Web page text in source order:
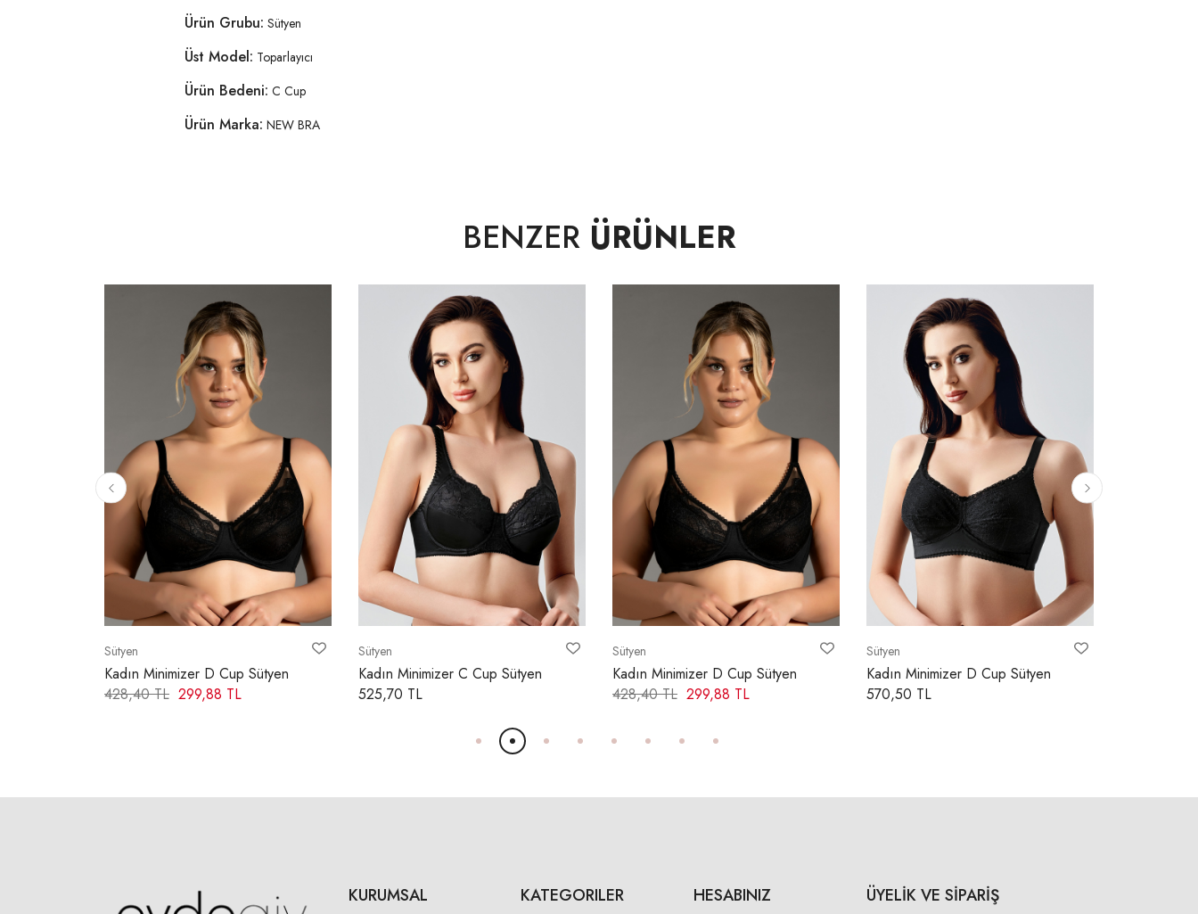
Ürün Grubu: Sütyen
Üst Model: Toparlayıcı
Ürün Bedeni: C Cup
Ürün Marka: NEW BRA
BENZER ÜRÜNLER
Sütyen
Kadın Minimizer C Cup Sütyen
525,70 TL
Sütyen
Kadın Minimizer D Cup Sütyen
428,40 TL
Sütyen
Kadın Minimizer D Cup Sütyen
570,50 TL
Sütyen
Kadın Minimizer C Cup Sütyen
525,70 TL
KURUMSAL KATEGORILER HESABINIZ ÜYELİK VE SİPARİŞ